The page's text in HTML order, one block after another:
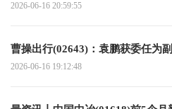
2026-06-16 20:59:55
曹操出行(02643)：袁鹏获委任为
2026-06-16 19:12:48